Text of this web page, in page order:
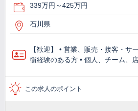
339万円～425万円
石川県
【歓迎】 • 営業、販売・接客・サ
衝経験のある⽅ • 個⼈、チーム、
この求人のポイント